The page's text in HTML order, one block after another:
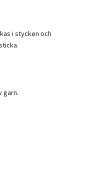
i stycken och
garn.